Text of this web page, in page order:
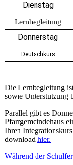
Dienstag
Lernbegleitung
Donnerstag
Deutschkurs
Die Lernbegleitung
sowie Unterstützung
Parallel gibt es
Pfarrgemeindehaus
Ihren
download hier.
Während der